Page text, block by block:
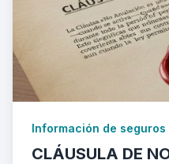
Información de seguros
CLÁUSULA DE